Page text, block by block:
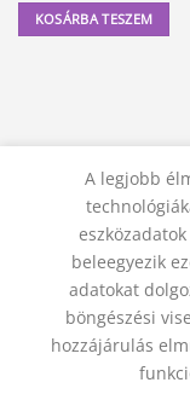
KOSÁRBA TESZEM
KAPCSOLAT
JOGI
©
A legjobb
beleegyezik
adatokat
böngészési
hozzájárulás